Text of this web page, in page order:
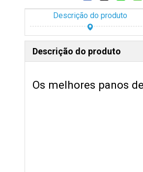
Descrição do produto
Descrição do produto
Os melhores panos